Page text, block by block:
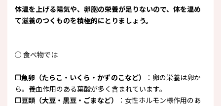
体温を上げる陽気や、卵胞の栄養が足りないので、体を温め
て滋養のつくものを積極的にとりましょう。
○ 食べ物では
❒魚卵（たらこ・いくら・かずのこなど）
：卵の栄養は卵か
ら。養血作用のある葉酸が多く含まれています。
❒豆類（大豆・黒豆・ごまなど）
：女性ホルモン様作用のあ